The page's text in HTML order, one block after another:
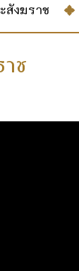
สังฆราช
ช